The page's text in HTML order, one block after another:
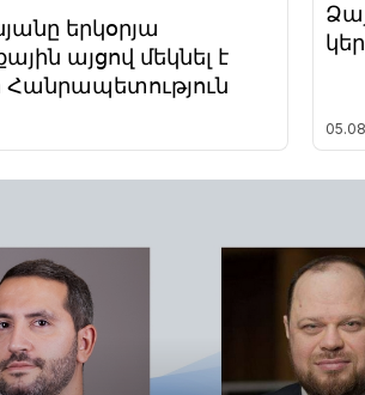
երկօրյա
այցով մեկնել է